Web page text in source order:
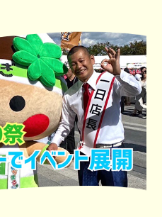
月19日（日）ＯＡ
ログ
トークライブを2023年10月30
イマジンスタジオにて開催しま
70名を招待。公開イベントをそ
ネルでリアルタイム配信する
験のCreepy Nuts DJ松永は新
暮らしやすい新潟県」などをテ
、周辺環境、さらにはイクメン
魅力をお二人に余すことなく語